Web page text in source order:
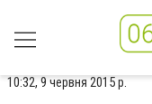
10:32, 9 червня 2015 р.